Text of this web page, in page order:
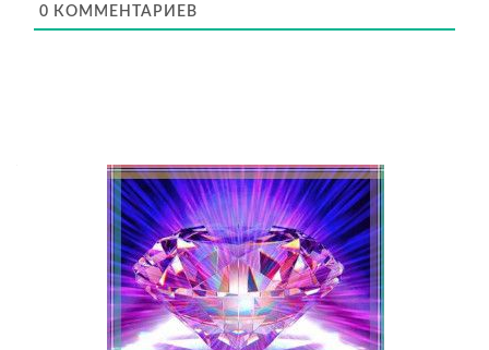
0 КОММЕНТАРИЕВ